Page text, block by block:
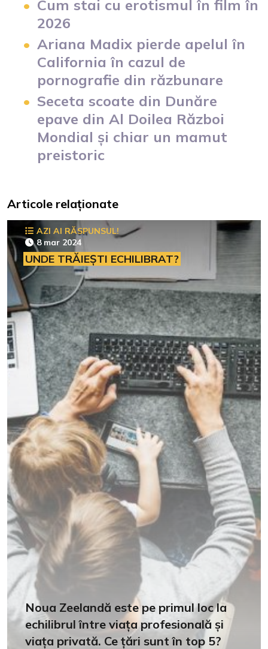
Cum stai cu erotismul în film în
2026
Ariana Madix pierde apelul în
California în cazul de
pornografie din răzbunare
Seceta scoate din Dunăre
epave din Al Doilea Război
Mondial și chiar un mamut
preistoric
Articole relaționate
AZI AI RĂSPUNSUL!
8 mar 2024
UNDE TRĂIEȘTI ECHILIBRAT?
Noua Zeelandă este pe primul loc la
echilibrul între viața profesională și
viața privată. Ce țări sunt în top 5?